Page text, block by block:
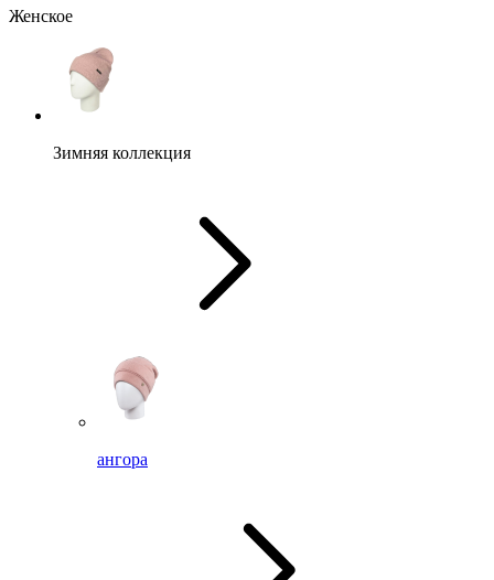
Женское
Зимняя коллекция
ангора